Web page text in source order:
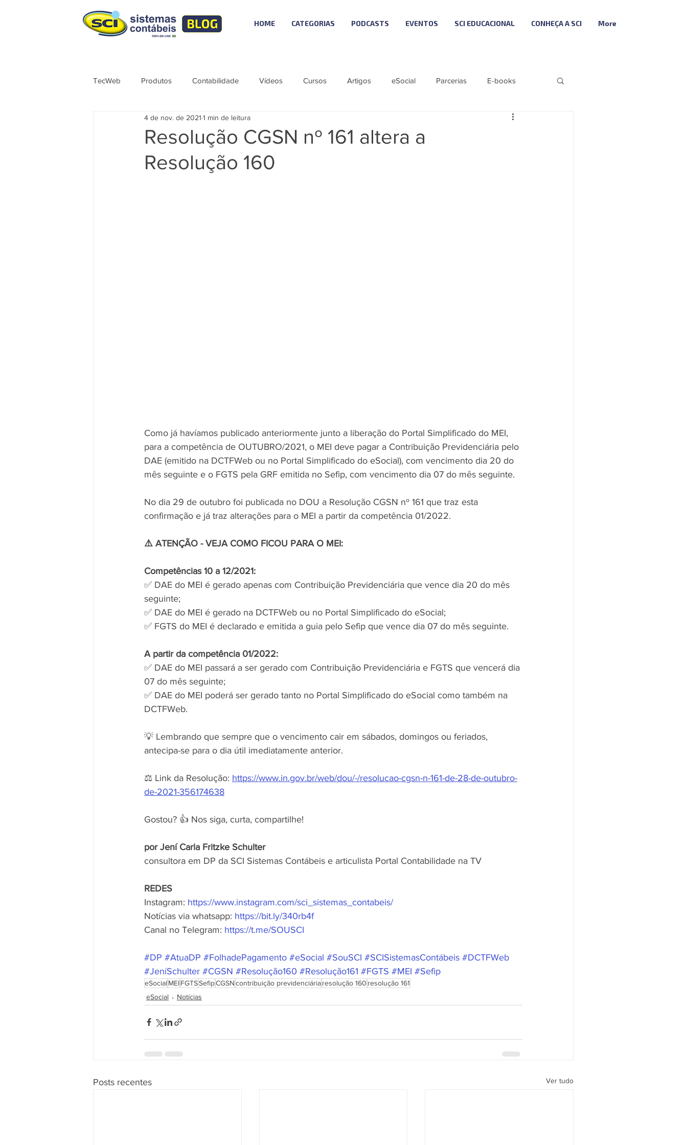
HOME CATEGORIAS PODCASTS EVENTOS SCI EDUCACIONAL CONHEÇA A SCI More
TecWeb Produtos Contabilidade Vídeos Cursos Artigos eSocial Parcerias E-books
Cursos ÚNICO Notícias Fiscal
Tributação Série eSocial_Cleide
Resolução CGSN nº 161 altera a
Resolução 160
4 de nov. de 2021 1 min de leitura
Como já havíamos publicado anteriormente junto a liberação do Portal Simplificado do MEI,
para a competência de OUTUBRO/2021, o MEI deve pagar a Contribuição Previdenciária pelo
DAE (emitido na DCTFWeb ou no Portal Simplificado do eSocial), com vencimento dia 20 do
mês seguinte e o FGTS pela GRF emitida no Sefip, com vencimento dia 07 do mês seguinte.
No dia 29 de outubro foi publicada no DOU a Resolução CGSN nº 161 que traz esta
confirmação e já traz alterações para o MEI a partir da competência 01/2022.
⚠️ ATENÇÃO - VEJA COMO FICOU PARA O MEI:
Competências 10 a 12/2021:
✅ DAE do MEI é gerado apenas com Contribuição Previdenciária que vence dia 20 do mês
seguinte;
✅ DAE do MEI é gerado na DCTFWeb ou no Portal Simplificado do eSocial;
✅ FGTS do MEI é declarado e emitida a guia pelo Sefip que vence dia 07 do mês seguinte.
A partir da competência 01/2022:
✅ DAE do MEI passará a ser gerado com Contribuição Previdenciária e FGTS que vencerá dia
07 do mês seguinte;
✅ DAE do MEI poderá ser gerado tanto no Portal Simplificado do eSocial como também na
DCTFWeb.
💡 Lembrando que sempre que o vencimento cair em sábados, domingos ou feriados,
antecipa-se para o dia útil imediatamente anterior.
⚖️ Link da Resolução: https://www.in.gov.br/web/dou/-/resolucao-cgsn-n-161-de-28-de-outubro-
de-2021-356174638
Gostou? 👍 Nos siga, curta, compartilhe!
por Jení Carla Fritzke Schulter
consultora em DP da SCI Sistemas Contábeis e articulista Portal Contabilidade na TV
REDES
Instagram: https://www.instagram.com/sci_sistemas_contabeis/
Notícias via whatsapp: https://bit.ly/340rb4f
Canal no Telegram: https://t.me/SOUSCI
#DP #AtuaDP #FolhadePagamento #eSocial #SouSCI #SCISistemasContábeis #DCTFWeb
#JeníSchulter #CGSN #Resolução160 #Resolução161 #FGTS #MEI #Sefip
eSocial MEIFGTSSefipCGSNcontribuição previdenciáriaresolução 160 resolução 161
eSocial
Notícias
Posts recentes Ver tudo